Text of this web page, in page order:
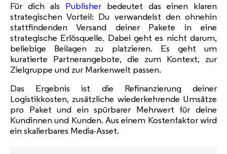
Für dich als Publisher bedeutet das einen klaren
strategischen Vorteil: Du verwandelst den ohnehin
stattfindenden Versand deiner Pakete in eine
strategische Erlösquelle. Dabei geht es nicht darum,
beliebige Beilagen zu platzieren. Es geht um
kuratierte Partnerangebote, die zum Kontext, zur
Zielgruppe und zur Markenwelt passen.
Das Ergebnis ist die Refinanzierung deiner
Logistikkosten, zusätzliche wiederkehrende Umsätze
pro Paket und ein spürbarer Mehrwert für deine
Kundinnen und Kunden. Aus einem Kostenfaktor wird
ein skalierbares Media-Asset.